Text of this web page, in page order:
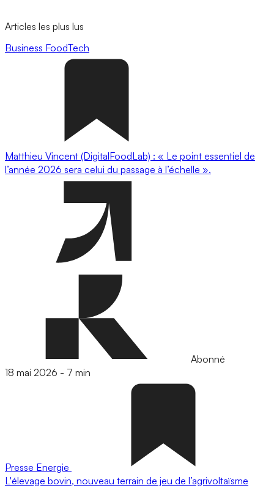
Articles les plus lus
Business FoodTech
Matthieu Vincent (DigitalFoodLab) : « Le point essentiel de
l’année 2026 sera celui du passage à l’échelle ».
Abonné
18 mai 2026 - 7 min
Presse Energie
L'élevage bovin, nouveau terrain de jeu de l’agrivoltaïsme